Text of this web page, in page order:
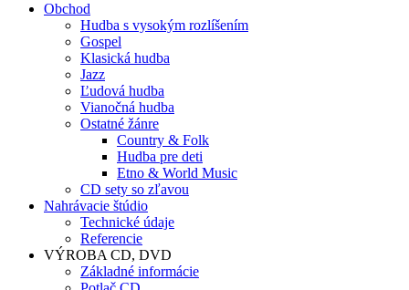
Obchod
Hudba s vysokým rozlíšením
Gospel
Klasická hudba
Jazz
Ľudová hudba
Vianočná hudba
Ostatné žánre
Country & Folk
Hudba pre deti
Etno & World Music
CD sety so zľavou
Nahrávacie štúdio
Technické údaje
Referencie
VÝROBA CD, DVD
Základné informácie